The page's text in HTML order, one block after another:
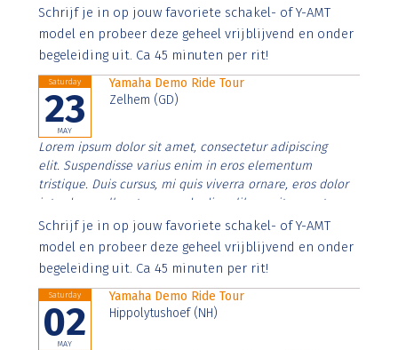
Aenean faucibus nibh et justo cursus id rutrum lorem
imperdiet. Nunc ut sem vitae risus tristique posuere.
Schrijf je in op jouw favoriete schakel- of Y-AMT
model en probeer deze geheel vrijblijvend en onder
begeleiding uit. Ca 45 minuten per rit!
Saturday
23
MAY
Yamaha Demo Ride Tour
Zelhem (GD)
Lorem ipsum dolor sit amet, consectetur adipiscing
elit. Suspendisse varius enim in eros elementum
tristique. Duis cursus, mi quis viverra ornare, eros dolor
interdum nulla, ut commodo diam libero vitae erat.
Aenean faucibus nibh et justo cursus id rutrum lorem
imperdiet. Nunc ut sem vitae risus tristique posuere.
Schrijf je in op jouw favoriete schakel- of Y-AMT
model en probeer deze geheel vrijblijvend en onder
begeleiding uit. Ca 45 minuten per rit!
Saturday
02
MAY
Yamaha Demo Ride Tour
Hippolytushoef (NH)